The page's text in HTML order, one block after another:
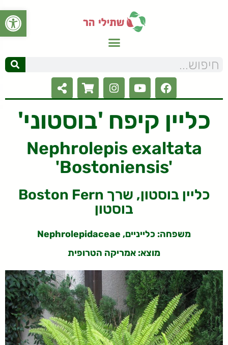
פתח
כליין קיפח 'בוסטוני'
Nephrolepis exaltata
'Bostoniensis'
Boston Fern כליין בוסטון, שרך
בוסטון
משפחה: כלייניים, Nephrolepidaceae
מוצא: אמריקה הטרופית